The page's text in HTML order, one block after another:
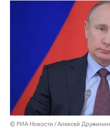
© РИА Новости / Алексей Дружинин